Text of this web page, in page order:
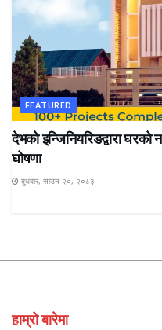
FEATURED
देभको इन्जिनियरिङद्वारा
घोषणा
बुधबार, साउन २०, २०८३
हाम्रो बारेमा